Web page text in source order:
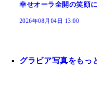
幸せオーラ全開の笑顔
2026年08月04日 13:00
グラビア写真をもっ